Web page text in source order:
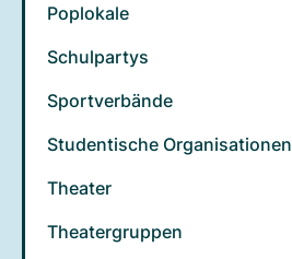
Poplokale
Schulpartys
Sportverbände
Studentische Organisationen
Theater
Theatergruppen